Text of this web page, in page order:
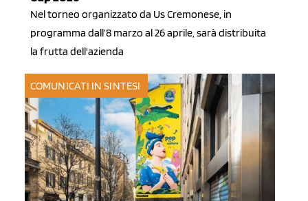
Nel torneo organizzato da Us Cremonese, in
programma dall’8 marzo al 26 aprile, sarà distribuita
la frutta dell'azienda
COMUNICATI IN SINTESI